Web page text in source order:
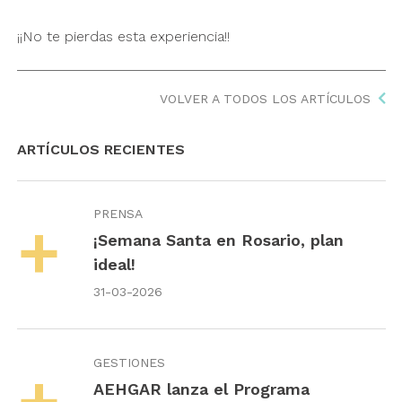
¡¡No te pierdas esta experiencia!!
VOLVER A TODOS LOS ARTÍCULOS
ARTÍCULOS RECIENTES
PRENSA
¡Semana Santa en Rosario, plan
ideal!
31-03-2026
GESTIONES
AEHGAR lanza el Programa